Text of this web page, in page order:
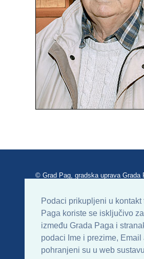
Podaci prikupljeni u kontakt
Paga koriste se isključivo
između Grada Paga i
podaci Ime i prezime, Email
pohranjeni su u web
© Grad Pag, gradska uprava Grada
Uvjeti korištenja
Sitemap